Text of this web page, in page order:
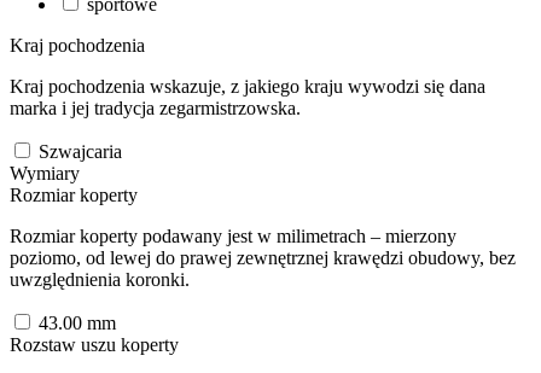
Kraj pochodzenia
Kraj pochodzenia wskazuje, z jakiego kraju wywodzi się dana
marka i jej tradycja zegarmistrzowska.
Szwajcaria
Wymiary
Rozmiar koperty
Rozmiar koperty podawany jest w milimetrach – mierzony
poziomo, od lewej do prawej zewnętrznej krawędzi obudowy, bez
uwzględnienia koronki.
43.00 mm
Rozstaw uszu koperty